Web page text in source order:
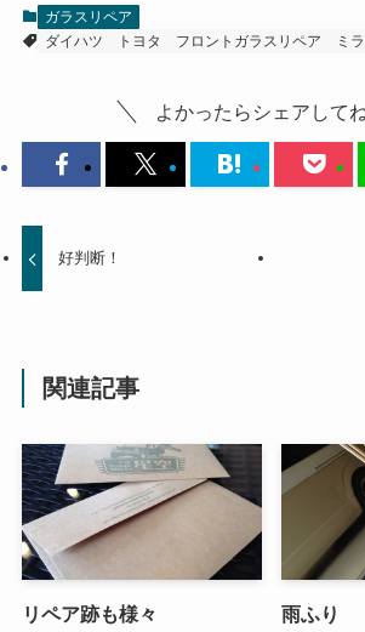
ガラスリペア
ダイハツ
トヨタ フロントガラスリペア ミラ
よかったらシェアしてね
好判断！
関連記事
リペア跡も様々 雨ふり